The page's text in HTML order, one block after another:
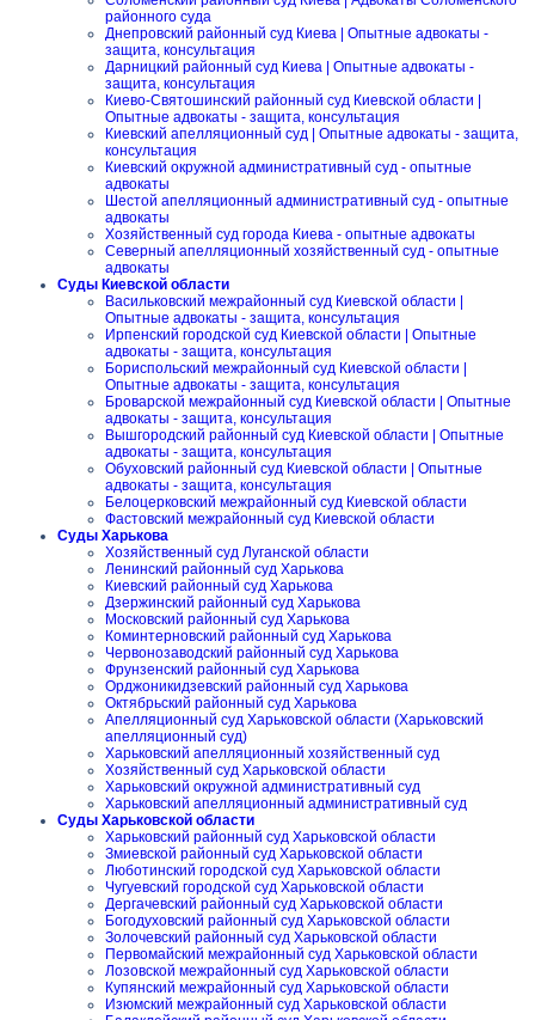
районного суда
Днепровский районный суд Киева | Опытные адвокаты -
защита, консультация
Дарницкий районный суд Киева | Опытные адвокаты -
защита, консультация
Киево-Святошинский районный суд Киевской области |
Опытные адвокаты - защита, консультация
Киевский апелляционный суд | Опытные адвокаты - защита,
консультация
Киевский окружной административный суд - опытные
адвокаты
Шестой апелляционный административный суд - опытные
адвокаты
Хозяйственный суд города Киева - опытные адвокаты
Северный апелляционный хозяйственный суд - опытные
адвокаты
Суды Киевской области
Васильковский межрайонный суд Киевской области |
Опытные адвокаты - защита, консультация
Ирпенский городской суд Киевской области | Опытные
адвокаты - защита, консультация
Бориспольский межрайонный суд Киевской области |
Опытные адвокаты - защита, консультация
Броварской межрайонный суд Киевской области | Опытные
адвокаты - защита, консультация
Вышгородский районный суд Киевской области | Опытные
адвокаты - защита, консультация
Обуховский районный суд Киевской области | Опытные
адвокаты - защита, консультация
Белоцерковский межрайонный суд Киевской области
Фастовский межрайонный суд Киевской области
Суды Харькова
Хозяйственный суд Луганской области
Ленинский районный суд Харькова
Киевский районный суд Харькова
Дзержинский районный суд Харькова
Московский районный суд Харькова
Коминтерновский районный суд Харькова
Червонозаводский районный суд Харькова
Фрунзенский районный суд Харькова
Орджоникидзевский районный суд Харькова
Октябрьский районный суд Харькова
Апелляционный суд Харьковской области (Харьковский
апелляционный суд)
Харьковский апелляционный хозяйственный суд
Хозяйственный суд Харьковской области
Харьковский окружной административный суд
Харьковский апелляционный административный суд
Суды Харьковской области
Харьковский районный суд Харьковской области
Змиевской районный суд Харьковской области
Люботинский городской суд Харьковской области
Чугуевский городской суд Харьковской области
Дергачевский районный суд Харьковской области
Богодуховский районный суд Харьковской области
Золочевский районный суд Харьковской области
Первомайский межрайонный суд Харьковской области
Лозовской межрайонный суд Харьковской области
Купянский межрайонный суд Харьковской области
Изюмский межрайонный суд Харьковской области